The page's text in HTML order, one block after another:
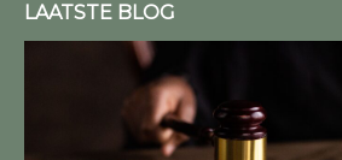
LAATSTE BLOG